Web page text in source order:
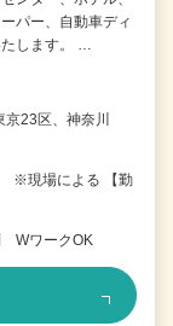
パー、自動車ディ
たします。 …
23区、神奈川
※現場による 【勤
WワークOK